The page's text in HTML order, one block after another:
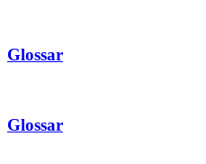
Glossar
Glossar